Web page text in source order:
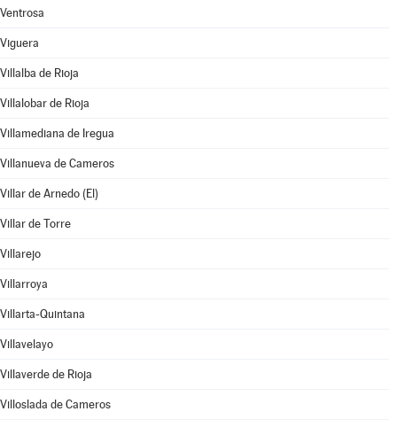
Ventrosa
Viguera
Villalba de Rioja
Villalobar de Rioja
Villamediana de Iregua
Villanueva de Cameros
Villar de Arnedo (El)
Villar de Torre
Villarejo
Villarroya
Villarta-Quintana
Villavelayo
Villaverde de Rioja
Villoslada de Cameros